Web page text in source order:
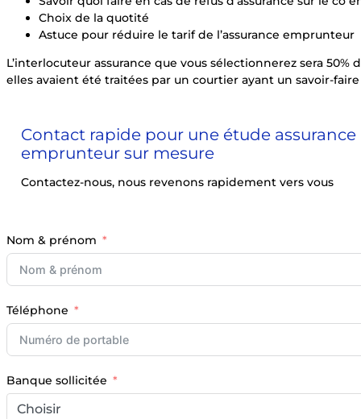
Choix de la quotité
Astuce pour réduire le tarif de l’assurance emprunteur
L’interlocuteur assurance que vous sélectionnerez sera
elles avaient été traitées par un courtier ayant un savoir-
Contact rapide pour une étude assurance
emprunteur sur mesure
Contactez-nous, nous revenons rapidement vers vous
Nom & prénom
Téléphone
Banque sollicitée
Choisir